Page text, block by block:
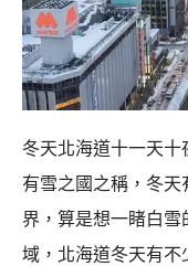
冬天北海道十一天十
有雪之國之稱，冬
界，算是想一睹白雪
域，北海道冬天有不